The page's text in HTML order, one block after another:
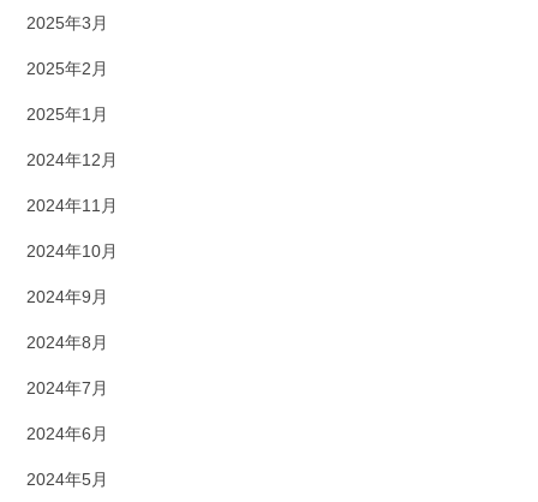
2025年3月
2025年2月
2025年1月
2024年12月
2024年11月
2024年10月
2024年9月
2024年8月
2024年7月
2024年6月
2024年5月